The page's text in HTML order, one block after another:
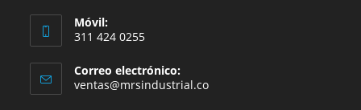
Móvil:
311 424 0255
Correo electrónico:
ventas@mrsindustrial.coSe